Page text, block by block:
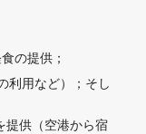
の提供；
利用など）；そし
提供（空港から宿